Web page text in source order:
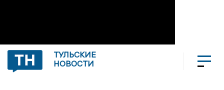
ТУЛЬСКИЕ
НОВОСТИ